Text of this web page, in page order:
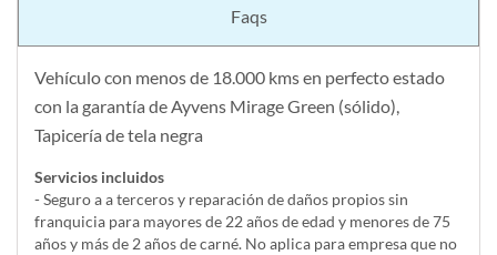
Faqs
Vehículo con menos de 18.000 kms en perfecto estado
con la garantía de Ayvens Mirage Green (sólido),
Tapicería de tela negra
Servicios incluidos
- Seguro a a terceros y reparación de daños propios sin
franquicia para mayores de 22 años de edad y menores de 75
años y más de 2 años de carné. No aplica para empresa que no